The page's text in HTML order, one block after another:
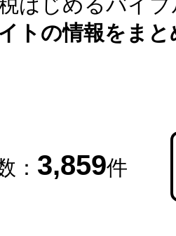
トの情報をまと
： 3,859件